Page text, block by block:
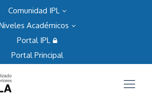
Comunidad IPL
Académicos
Portal IPL
Portal Principal